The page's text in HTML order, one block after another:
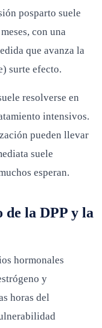
posparto suele
con una
que avanza la
surte efecto.
resolverse en
intensivos.
pueden llevar
suele
esperan.
de la DPP y la
hormonales
y
horas del